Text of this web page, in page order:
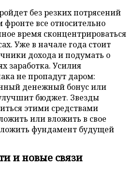
без резких потрясений
все относительно
время сконцентрироваться
Уже в начале года стоит
дохода и подумать о
заработка. Усилия
не пропадут даром:
денежный бонус или
бюджет. Звезды
этими средствами
или вложить в свое
фундамент будущей
и новые связи